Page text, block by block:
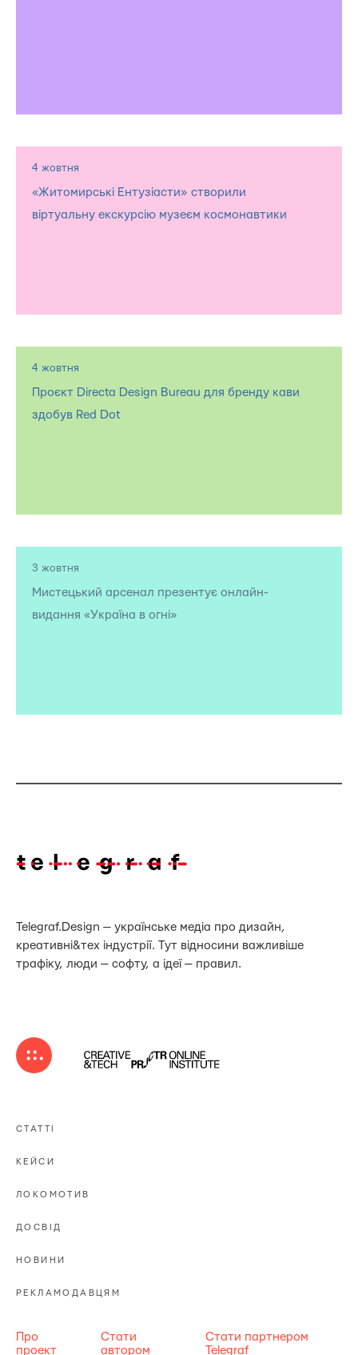
4 жовтня
«Житомирські Ентузіасти» створили
віртуальну екскурсію музеєм космонавтики
4 жовтня
Проєкт Directa Design Bureau для бренду кави
здобув Red Dot
3 жовтня
Мистецький арсенал презентує онлайн-
видання «Україна в огні»
Telegraf.Design — українське медіа про дизайн,
креативні&тех індустрії. Тут відносини важливіше
трафіку, люди — софту, а ідеї — правил.
СТАТТІ
КЕЙСИ
ЛОКОМОТИВ
ДОСВІД
НОВИНИ
РЕКЛАМОДАВЦЯМ
Про
проект
Стати
автором
Стати партнером
Telegraf